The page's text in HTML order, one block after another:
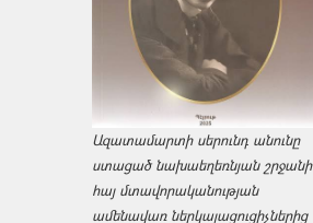
Ազատամարտի սերունդ անունը
ստացած նախաեղեռնյան շրջանի
հայ մտավորականության
ամենավառ ներկայացուցիչներից